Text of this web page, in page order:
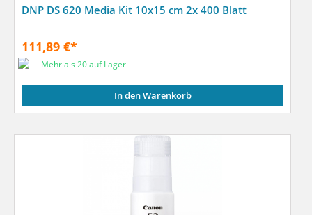
DNP DS 620 Media Kit 10x15 cm 2x 400 Blatt
111,89 €*
Mehr als 20 auf Lager
In den Warenkorb